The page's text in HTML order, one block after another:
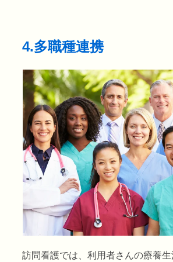
4.多職種連携
訪問看護では、利用者さんの療養